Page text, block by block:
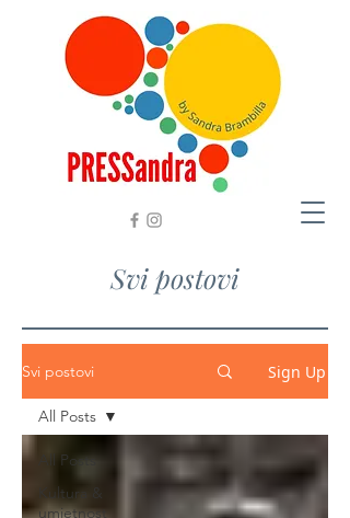
Svi postovi
Svi postovi Sign Up
All Posts
Kultura &
umjetnost
All Posts